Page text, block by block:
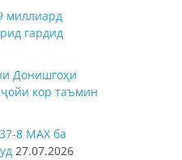
миллиард
гардид
Донишгоҳи
кор таъмин
8 MAX ба
27.07.2026